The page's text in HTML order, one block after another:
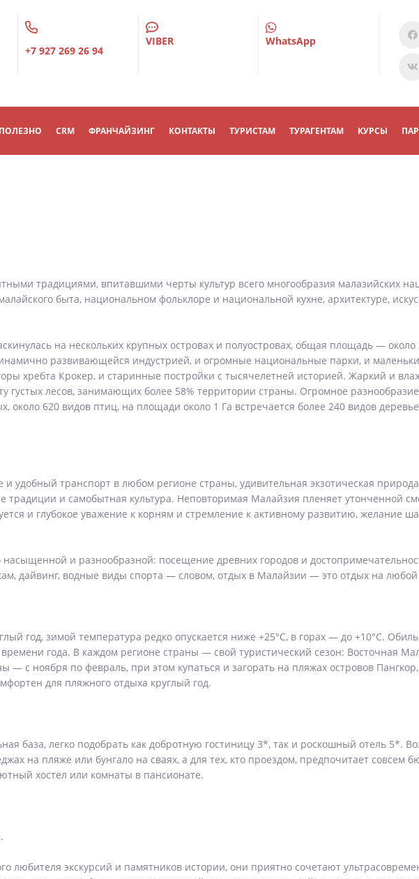
+7 927 269 26 94
VIBER WhatsApp
ПОЛЕЗНО CRM ФРАНЧАЙЗИНГ КОНТАКТЫ ТУРИСТАМ ТУРАГЕНТАМ КУРСЫ
традициями, впитавшими черты культур всего многообразия малазийских
быта, национальном фольклоре и национальной кухне, архитектуре,
на нескольких крупных островах и полуостровах, общая площадь — около
развивающейся индустрией, и огромные национальные парки, и
хребта Крокер, и старинные постройки с тысячелетней историей. Жаркий и
густых лесов, занимающих более 58% территории страны. Огромное
около 620 видов птиц, на площади около 1 Га встречается более 240 видов
транспорт в любом регионе страны, удивительная экзотическая
традиции и самобытная культура. Неповторимая Малайзия пленяет утонченной
и глубокое уважение к корням и стремление к активному развитию, желание
и разнообразной: посещение древних городов и
дайвинг, водные виды спорта — словом, отдых в Малайзии — это отдых на любой
год, зимой температура редко опускается ниже +25°С, в горах — до +10°С.
года. В каждом регионе страны — свой туристический сезон: Восточная
— с ноября по февраль, при этом купаться и загорать на пляжах островов
для пляжного отдыха круглый год.
база, легко подобрать как добротную гостиницу 3*, так и роскошный отель 5*.
на пляже или бунгало на сваях, а для тех, кто проездом, предпочитает совсем
хостел или комнаты в пансионате.
любителя экскурсий и памятников истории, они приятно сочетают